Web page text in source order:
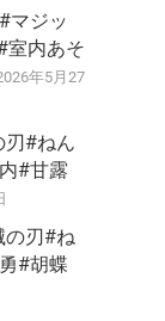
マジッ
室内あそ
年5月27
#ねん
#甘露
の刃#ね
#胡蝶